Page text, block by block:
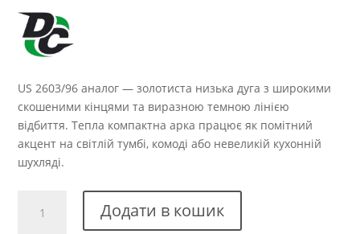
US 2603/96 аналог — золотиста низька дуга з широкими
скошеними кінцями та виразною темною лінією
відбиття. Тепла компактна арка працює як помітний
акцент на світлій тумбі, комоді або невеликій кухонній
шухляді.
меблева
Додати в кошик